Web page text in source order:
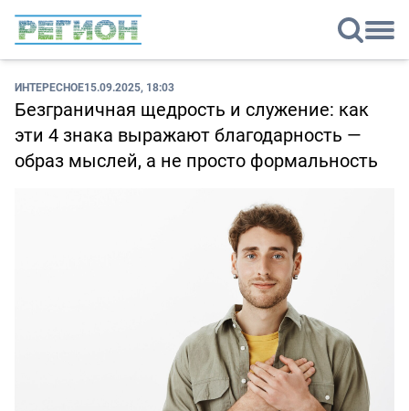
ИНТЕРЕСНОЕ15.09.2025, 18:03
Безграничная щедрость и служение: как
эти 4 знака выражают благодарность —
образ мыслей, а не просто формальность